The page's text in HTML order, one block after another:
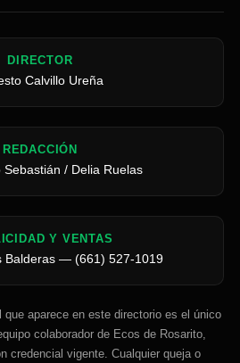
DIRECTOR
Calvillo Ureña
REDACCIÓN
Sebastián / Delia Ruelas
Y VENTAS
Balderas — (661) 527-1019
que aparece en este directorio es el único
colaborador de Ecos de Rosarito,
credencial vigente. Cualquier queja o